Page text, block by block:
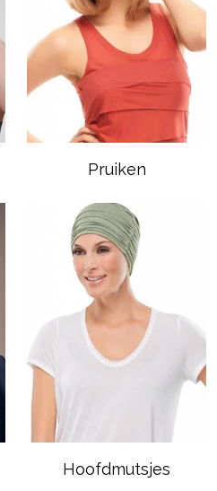
Pruiken
Hoofdmutsjes